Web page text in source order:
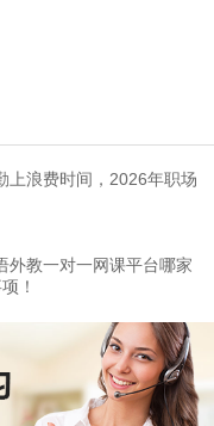
上浪费时间，2026年职场
外教一对一网课平台哪家
！